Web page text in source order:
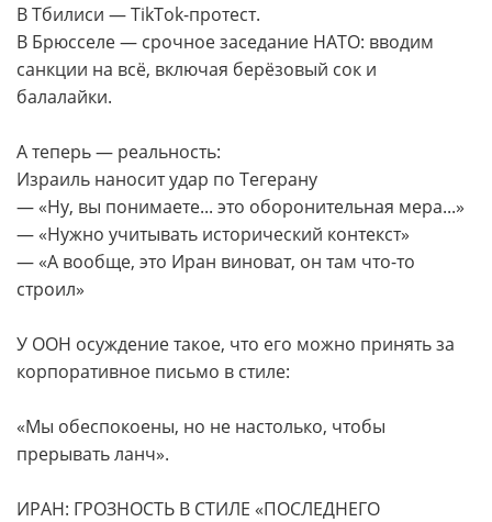
В Тбилиси — TikTok-протест.
В Брюсселе — срочное заседание НАТО: вводим
санкции на всё, включая берёзовый сок и
балалайки.
А теперь — реальность:
Израиль наносит удар по Тегерану
— «Ну, вы понимаете... это оборонительная мера...»
— «Нужно учитывать исторический контекст»
— «А вообще, это Иран виноват, он там что-то
строил»
У ООН осуждение такое, что его можно принять за
корпоративное письмо в стиле:
«Мы обеспокоены, но не настолько, чтобы
прерывать ланч».
ИРАН: ГРОЗНОСТЬ В СТИЛЕ «ПОСЛЕДНЕГО